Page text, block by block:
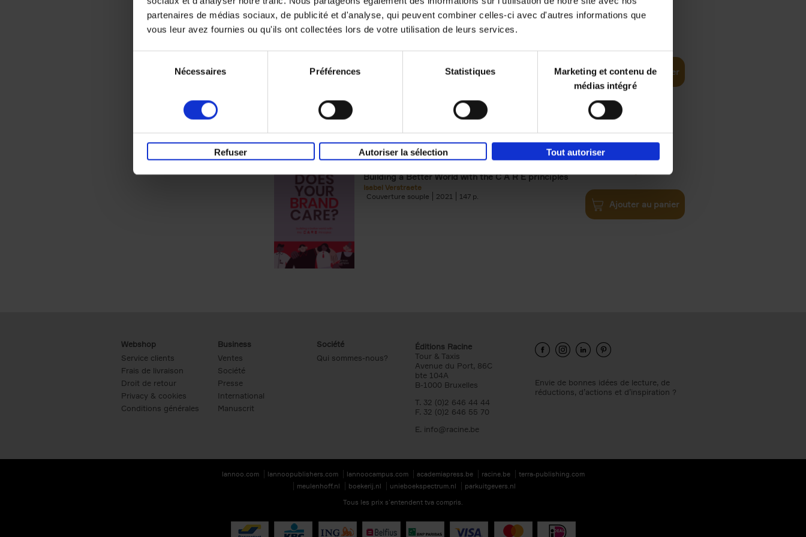
partenaires de médias sociaux, de publicité et d'analyse, qui peuvent combiner celles-ci avec d'autres informations que
vous leur avez fournies ou qu'ils ont collectées lors de votre utilisation de leurs services.
Nécessaires Préférences Statistiques
Marketing et contenu de
médias intégré
Refuser Autoriser la sélection Tout autoriser
Digital marketing like a PRO -
completely revised edition
Ajouter au panier
Does Your Brand Care?
Building a Better World with the C A R E principles
Isabel Verstraete
Couverture souple
2021 147
€34,99
Ajouter au panier
Webshop
Service clients
Frais de livraison
Droit de retour
Privacy & cookies
Conditions générales
Business
Ventes
Société
Presse
International
Manuscrit
Société
Qui sommes-nous?
Éditions Racine
Tour & Taxis
Avenue du Port, 86C
bte 104A
B-1000 Bruxelles
T. 32 (0)2 646 44 44
F. 32 (0)2 646 55 70
E. info@racine.be
Envie de bonnes idées de lecture, de
réductions, d’actions et d’inspiration ?
lannoo.com lannoopublishers.com lannoocampus.com academiapress.be racine.be
terra-publishing.com
meulenhoff.nl
boekerij.nl unieboekspectrum.nl
parkuitgevers.nl
Tous les prix s’entendent tva compris.